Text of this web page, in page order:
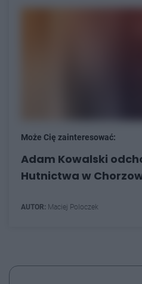
Może Cię zainteresować:
Adam Kowalski
Hutnictwa w
AUTOR: Maciej Poloczek